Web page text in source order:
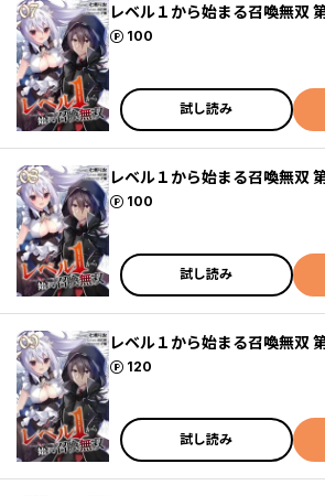
レベル１から始まる召喚無双
100
ポイント
試し読み
レベル１から始まる召喚無双
100
ポイント
試し読み
レベル１から始まる召喚無双
120
ポイント
試し読み